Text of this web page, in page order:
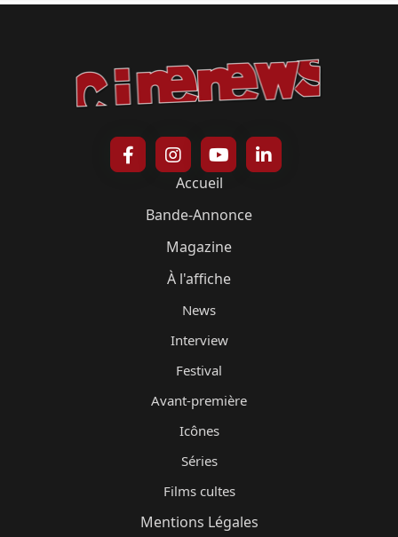
Accueil
Bande-Annonce
Magazine
À l'affiche
News
Interview
Festival
Avant-première
Icônes
Séries
Films cultes
Mentions Légales